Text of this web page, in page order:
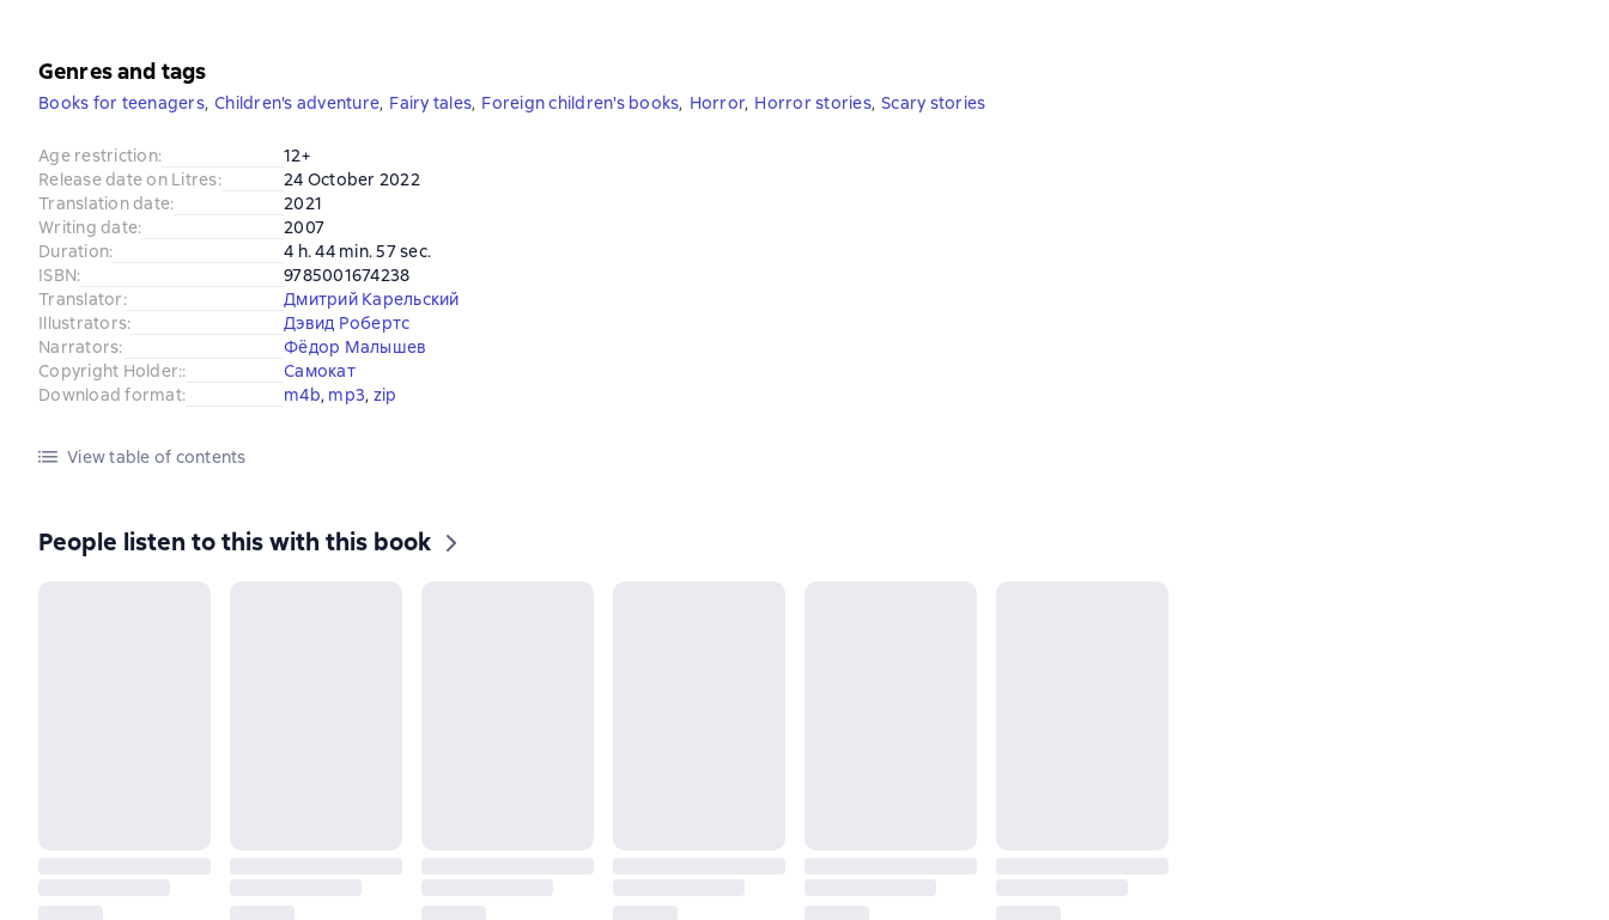
Genres and tags
Books for teenagers, Children's adventure, Fairy tales, Foreign children's books, Horror, Horror stories, Scary stories
Age restriction:
12+
Release date on Litres:
24 October 2022
Translation date:
2021
Writing date:
2007
Duration:
4 h. 44 min. 57 sec.
ISBN:
9785001674238
Translator:
Дмитрий Карельский
Illustrators:
Дэвид Робертс
Narrators:
Фёдор Малышев
Copyright Holder::
Самокат
Download format: m4b, mp3, zip
View table of contents
People listen to this with this book